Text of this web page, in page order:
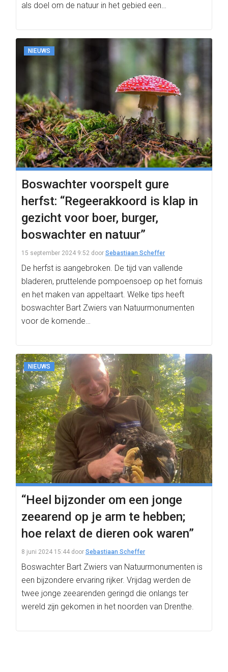
als doel om de natuur in het gebied een…
NIEUWS
Boswachter voorspelt gure
herfst: “Regeerakkoord is klap in
gezicht voor boer, burger,
boswachter en natuur”
15 september 2024 9:52 door Sebastiaan Scheffer
De herfst is aangebroken. De tijd van vallende
bladeren, pruttelende pompoensoep op het fornuis
en het maken van appeltaart. Welke tips heeft
boswachter Bart Zwiers van Natuurmonumenten
voor de komende…
NIEUWS
“Heel bijzonder om een jonge
zeearend op je arm te hebben;
hoe relaxt de dieren ook waren”
8 juni 2024 15:44 door Sebastiaan Scheffer
Boswachter Bart Zwiers van Natuurmonumenten is
een bijzondere ervaring rijker. Vrijdag werden de
twee jonge zeearenden geringd die onlangs ter
wereld zijn gekomen in het noorden van Drenthe.